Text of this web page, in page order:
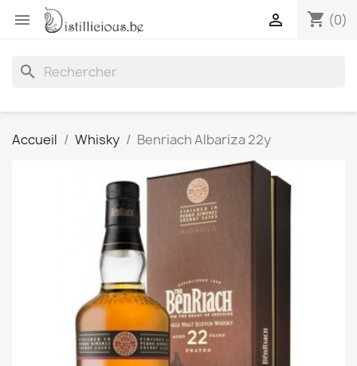
 shopping_cart (0)

search
Accueil Whisky Benriach Albariza 22y